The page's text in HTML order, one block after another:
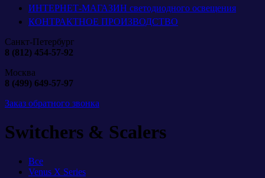
ИНТЕРНЕТ-МАГАЗИН светодиодного освещения
КОНТРАКТНОЕ ПРОИЗВОДСТВО
Санкт-Петербург
8 (812) 454-57-92
Москва
8 (499) 649-57-97
Заказ обратного звонка
Switchers & Scalers
Все
Venus X Series